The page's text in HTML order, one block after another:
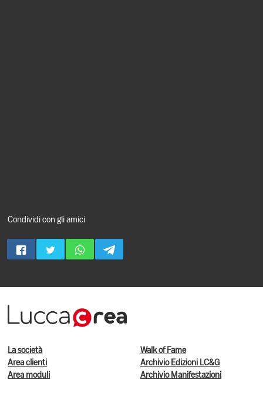
Condividi con gli amici
La società
Area clienti
Area moduli
Walk of Fame
Archivio Edizioni LC&G
Archivio Manifestazioni